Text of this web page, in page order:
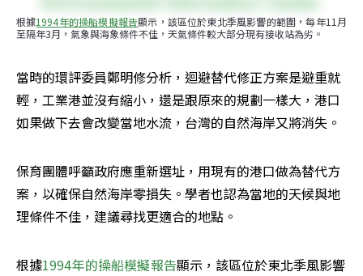
根據1994年的操船模擬報告顯示，該區位於東北季風影響的範圍，每年11月
至隔年3月，氣象與海象條件不佳，天氣條件較大部分現有接收站為劣。
當時的環評委員鄭明修分析，迴避替代修正方案是避重就
輕，工業港並沒有縮小，還是跟原來的規劃一樣大，港口
如果做下去會改變當地水流，台灣的自然海岸又將消失。
保育團體呼籲政府應重新選址，用現有的港口做為替代方
案，以確保自然海岸零損失。學者也認為當地的天候與地
理條件不佳，建議尋找更適合的地點。
根據1994年的操船模擬報告顯示，該區位於東北季風影響